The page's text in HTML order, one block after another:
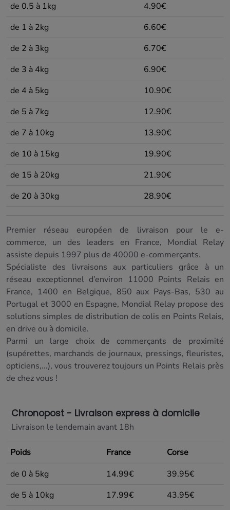
de 0.5 à 1kg
4.90€
de 1 à 2kg
6.60€
de 2 à 3kg
6.70€
de 3 à 4kg
6.90€
de 4 à 5kg
10.90€
de 5 à 7kg
12.90€
de 7 à 10kg
13.90€
de 10 à 15kg
19.90€
de 15 à 20kg
21.90€
de 20 à 30kg
28.90€
Premier réseau européen de livraison pour le e-
commerce, un des leaders en France, Mondial Relay
assiste depuis 1997 plus de 40000 e-commerçants.
Spécialiste des livraisons aux particuliers grâce à un
réseau exceptionnel d’environ 11000 Points Relais en
France, 1400 en Belgique, 850 aux Pays-Bas, 530 au
Portugal et 3000 en Espagne, Mondial Relay propose des
solutions simples de distribution de colis en Points Relais,
en drive ou à domicile.
Parmi un large choix de commerçants de proximité
(supérettes, marchands de journaux, pressings, fleuristes,
opticiens,...), vous trouverez toujours un Points Relais près
de chez vous !
Chronopost - Livraison express à domicile
Livraison le lendemain avant 18h
Poids France
Corse
de 0 à 5kg
14.99€
39.95€
de 5 à 10kg
17.99€
43.95€